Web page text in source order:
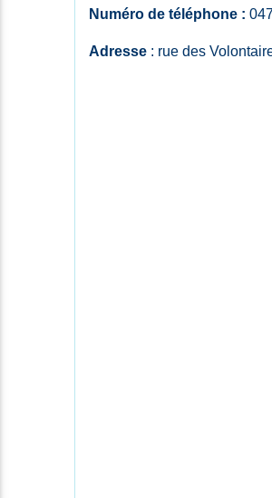
Numéro de téléphone :
Adresse : rue des